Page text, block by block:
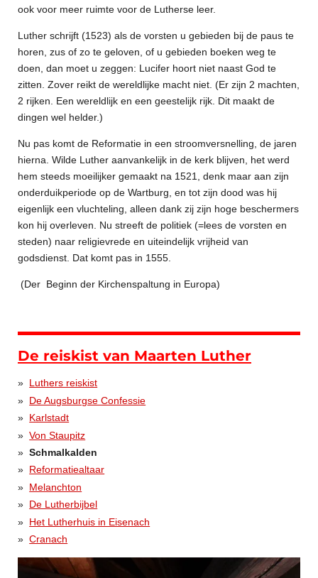
ook voor meer ruimte voor de Lutherse leer.
Luther schrijft (1523) als de vorsten u gebieden bij de paus te
horen, zus of zo te geloven, of u gebieden boeken weg te
doen, dan moet u zeggen: Lucifer hoort niet naast God te
zitten. Zover reikt de wereldlijke macht niet. (Er zijn 2 machten,
2 rijken. Een wereldlijk en een geestelijk rijk. Dit maakt de
dingen wel helder.)
Nu pas komt de Reformatie in een stroomversnelling, de jaren
hierna. Wilde Luther aanvankelijk in de kerk blijven, het werd
hem steeds moeilijker gemaakt na 1521, denk maar aan zijn
onderduikperiode op de Wartburg, en tot zijn dood was hij
eigenlijk een vluchteling, alleen dank zij zijn hoge beschermers
kon hij overleven. Nu streeft de politiek (=lees de vorsten en
steden) naar religievrede en uiteindelijk vrijheid van
godsdienst. Dat komt pas in 1555.
(Der Beginn der Kirchenspaltung in Europa)
De reiskist van Maarten Luther
Luthers reiskist
De Augsburgse Confessie
Karlstadt
Von Staupitz
Schmalkalden
Reformatiealtaar
Melanchton
De Lutherbijbel
Het Lutherhuis in Eisenach
Cranach